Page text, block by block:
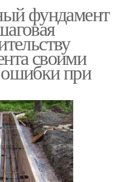
фундамент
своими
при